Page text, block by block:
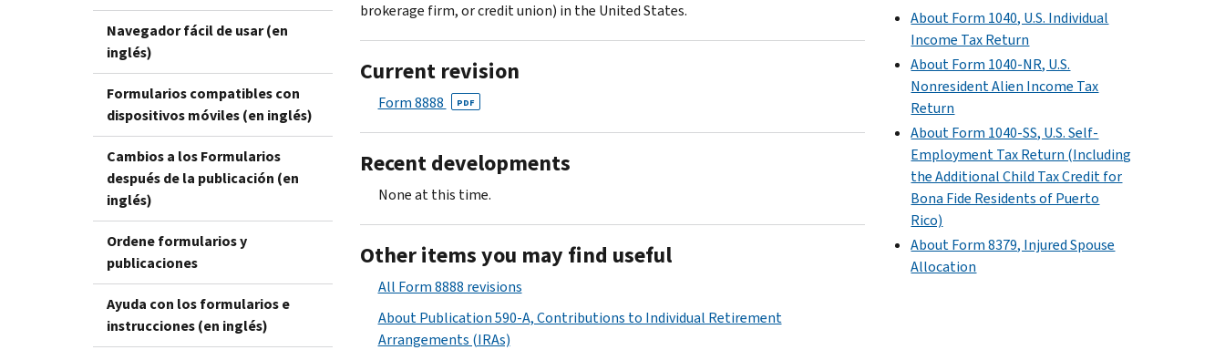
Navegador fácil de usar (en
inglés)
Formularios compatibles con
dispositivos móviles (en inglés)
Cambios a los Formularios
después de la publicación (en
inglés)
Ordene formularios y
publicaciones
Ayuda con los formularios e
instrucciones (en inglés)
brokerage firm, or credit union) in the United States.
Current revision
Form 8888 PDF
Recent developments
None at this time.
Other items you may find useful
All Form 8888 revisions
About Publication 590-A, Contributions to Individual Retirement
Arrangements (IRAs)
About Form 1040, U.S. Individual
Income Tax Return
About Form 1040-NR, U.S.
Nonresident Alien Income Tax
Return
About Form 1040-SS, U.S. Self-
Employment Tax Return (Including
the Additional Child Tax Credit for
Bona Fide Residents of Puerto
Rico)
About Form 8379, Injured Spouse
Allocation